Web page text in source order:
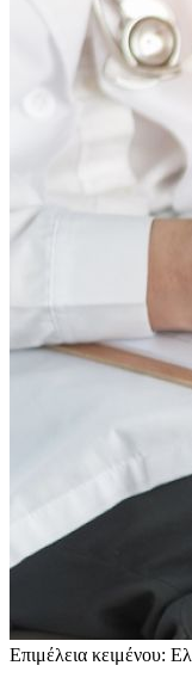
Επιμέλεια κειμένου: